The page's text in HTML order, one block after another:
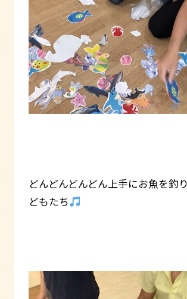
どんどんどんどん上手にお魚を釣
どもたち